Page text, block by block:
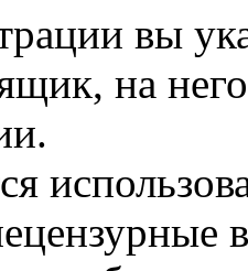
вы
на